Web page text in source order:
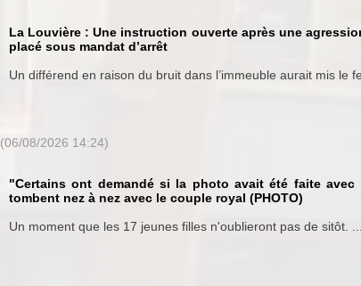
La Louvière : Une instruction ouverte après une
placé sous mandat d’arrêt
Un différend en raison du bruit dans l’immeuble aurait mis le
(06/08/2026 14:24)
"Certains ont demandé si la photo avait été faite
tombent nez à nez avec le couple royal (PHOTO)
Un moment que les 17 jeunes filles n'oublieront pas de sitôt. ...